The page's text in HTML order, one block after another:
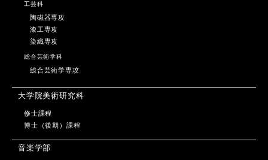
工芸科
陶磁器専攻
漆工専攻
染織専攻
総合芸術学科
総合芸術学専攻
大学院美術研究科
修士課程
博士（後期）課程
音楽学部